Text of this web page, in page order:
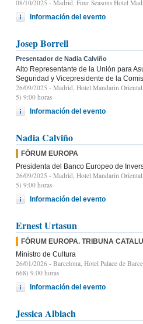
08/10/2025 - Madrid, Four Seasons Hotel
Información del evento
Josep Borrell
Presentador de Nadia Calviño
Alto Representante de la Unión para
Seguridad y Vicepresidente de la
26/09/2025 - Madrid, Hotel Mandarin
5) 9:00 horas
Información del evento
Nadia Calviño
FÓRUM EUROPA
Presidenta del Banco Europeo de
26/09/2025 - Madrid, Hotel Mandarin
5) 9:00 horas
Información del evento
Ernest Urtasun
FÓRUM EUROPA. TRIBUNA
Ministro de Cultura
26/01/2026 - Barcelona, Hotel Palace de
668) 9.00 horas
Información del evento
Jessica Albiach